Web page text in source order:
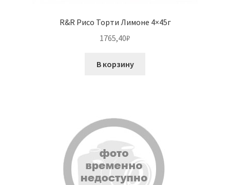
R&R Рисо Торти Лимоне 4×45г
1765,40₽
В корзину